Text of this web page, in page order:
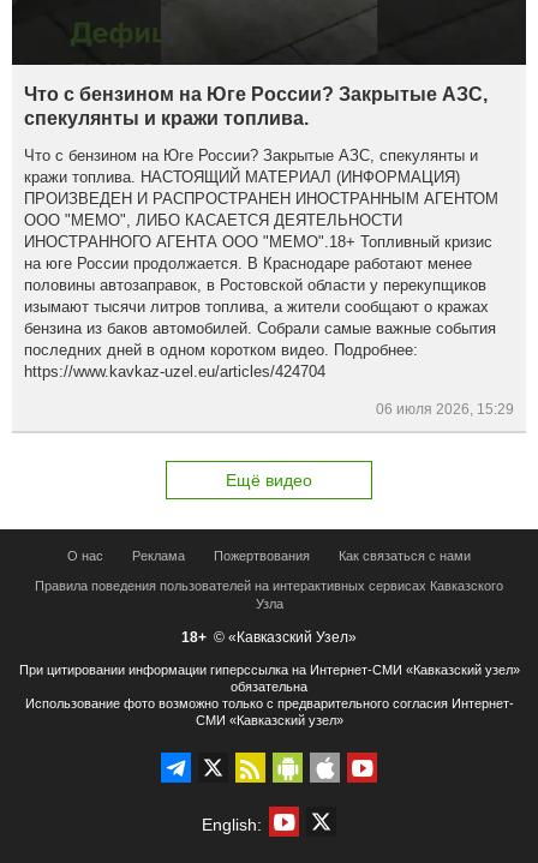
Что с бензином на Юге России? Закрытые АЗС,
спекулянты и кражи топлива.
Что с бензином на Юге России? Закрытые АЗС, спекулянты и
кражи топлива. НАСТОЯЩИЙ МАТЕРИАЛ (ИНФОРМАЦИЯ)
ПРОИЗВЕДЕН И РАСПРОСТРАНЕН ИНОСТРАННЫМ АГЕНТОМ
ООО "МЕМО", ЛИБО КАСАЕТСЯ ДЕЯТЕЛЬНОСТИ
ИНОСТРАННОГО АГЕНТА ООО "МЕМО".18+ Топливный кризис
на юге России продолжается. В Краснодаре работают менее
половины автозаправок, в Ростовской области у перекупщиков
изымают тысячи литров топлива, а жители сообщают о кражах
бензина из баков автомобилей. Собрали самые важные события
последних дней в одном коротком видео. Подробнее:
https://www.kavkaz-uzel.eu/articles/424704
06 июля 2026, 15:29
Ещё видео
О нас Реклама Пожертвования Как связаться с нами
Правила поведения пользователей на интерактивных сервисах Кавказского
Узла
18+ © «Кавказский Узел»
При цитировании информации гиперссылка на Интернет-СМИ «Кавказский узел»
обязательна
Использование фото возможно только с предварительного согласия Интернет-
СМИ «Кавказский узел»
English: